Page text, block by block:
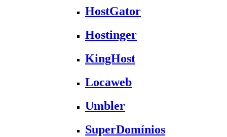
HostGator
Hostinger
KingHost
Locaweb
Umbler
SuperDomínios